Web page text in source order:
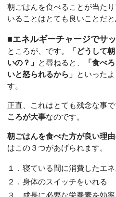
朝ごはんを食べることが当た
いることはとても良いことだと
■エネルギーチャージでサ
ところが、です。
「どうして
いの？」 と尋ねると、
「食べ
いと怒られるから」 といった
す。
正直、これはとても残念な事で
ころが大事なのです。
朝ごはんを食べた方が良い理由
はこの３つがあげられます。
１．寝ている間に消費したエ
２．身体のスイッチをいれる
３．成長に必要な栄養素を効